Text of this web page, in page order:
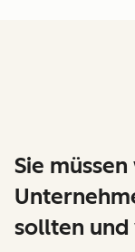
Sie
sollten und